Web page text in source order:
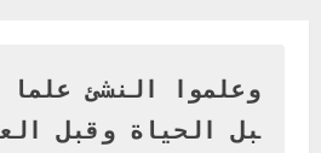
بنات بمحلية ود
أغسطس 3, 2026
وعلموا النشئ
بل الحياة وقبل